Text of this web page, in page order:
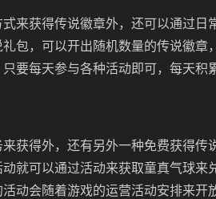
来获得传说徽章外，还可以通过
包，可以开出随机数量的传说徽
要每天参与各种活动即可，每天积
获得外，还有另外一种免费获得
就可以通过活动来获取童真气球
动会随着游戏的运营活动安排来开